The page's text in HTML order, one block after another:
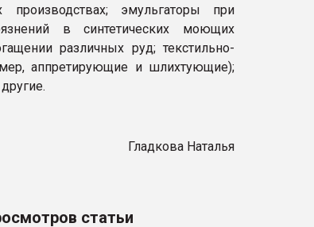
эмульгаторы при
в синтетических моющих
различных руд; текстильно-
аппретирующие и шлихтующие);
Гладкова Наталья
статьи